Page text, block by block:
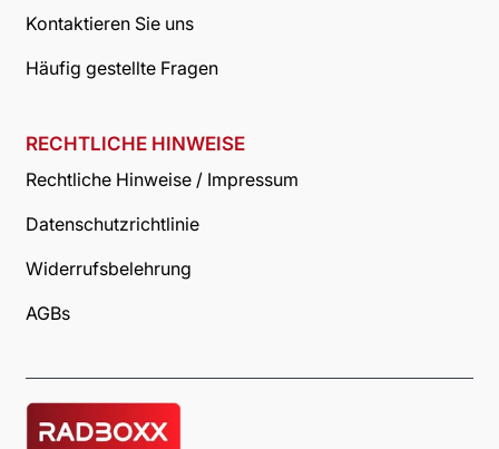
Kontaktieren Sie uns
Häufig gestellte Fragen
RECHTLICHE HINWEISE
Rechtliche Hinweise / Impressum
Datenschutzrichtlinie
Widerrufsbelehrung
AGBs